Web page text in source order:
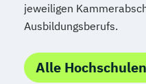
jeweiligen
Ausbildungsberufs.
Alle